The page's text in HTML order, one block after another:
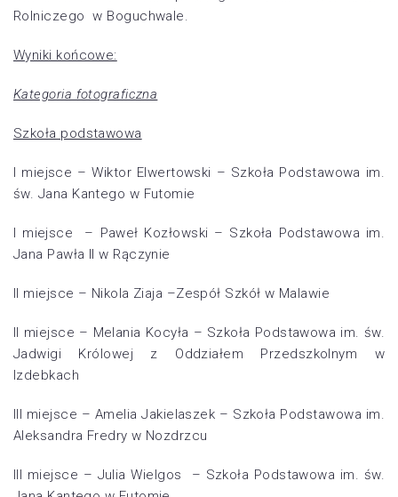
Rolniczego w Boguchwale.
Wyniki końcowe:
Kategoria fotograficzna
Szkoła podstawowa
I miejsce – Wiktor Elwertowski – Szkoła Podstawowa im.
św. Jana Kantego w Futomie
I miejsce – Paweł Kozłowski – Szkoła Podstawowa im.
Jana Pawła II w Rączynie
II miejsce – Nikola Ziaja –Zespół Szkół w Malawie
II miejsce – Melania Kocyła – Szkoła Podstawowa im. św.
Jadwigi Królowej z Oddziałem Przedszkolnym w
Izdebkach
III miejsce – Amelia Jakielaszek – Szkoła Podstawowa im.
Aleksandra Fredry w Nozdrzcu
III miejsce – Julia Wielgos – Szkoła Podstawowa im. św.